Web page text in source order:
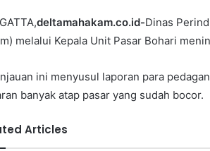
deltamahakam.co.id-Dinas
melalui Kepala Unit Pasar Bohari
ini menyusul laporan para
banyak atap pasar yang sudah bocor.
Articles